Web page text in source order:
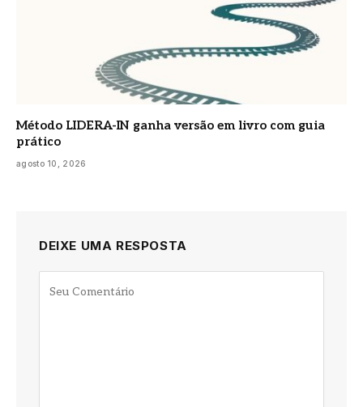
Método LIDERA-IN ganha versão em livro com guia
prático
agosto 10, 2026
DEIXE UMA RESPOSTA